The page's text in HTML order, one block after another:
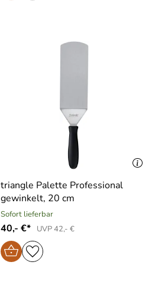
triangle Palette Professional
gewinkelt, 20 cm
Sofort lieferbar
40,- €* UVP 42,- €